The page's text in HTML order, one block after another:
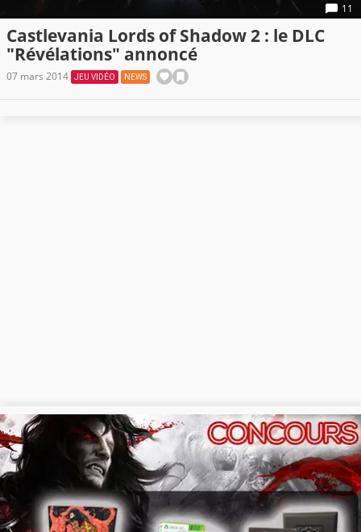
11
Castlevania Lords of Shadow 2 : le DLC
"Révélations" annoncé
07 mars 2014 JEU VIDÉO NEWS